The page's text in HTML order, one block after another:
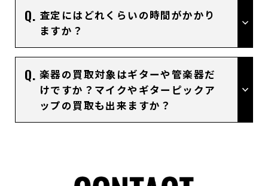
査定にはどれくらいの時間がかかり
ますか？
楽器の買取対象はギターや管楽器だ
けですか？マイクやギターピックア
ップの買取も出来ますか？